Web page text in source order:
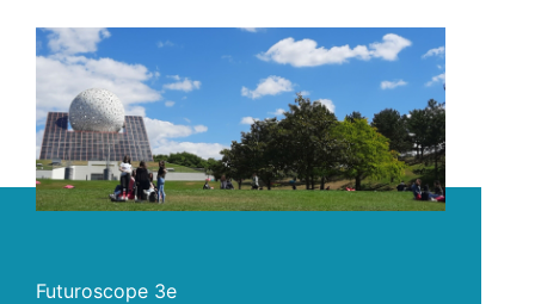
Futuroscope 3e